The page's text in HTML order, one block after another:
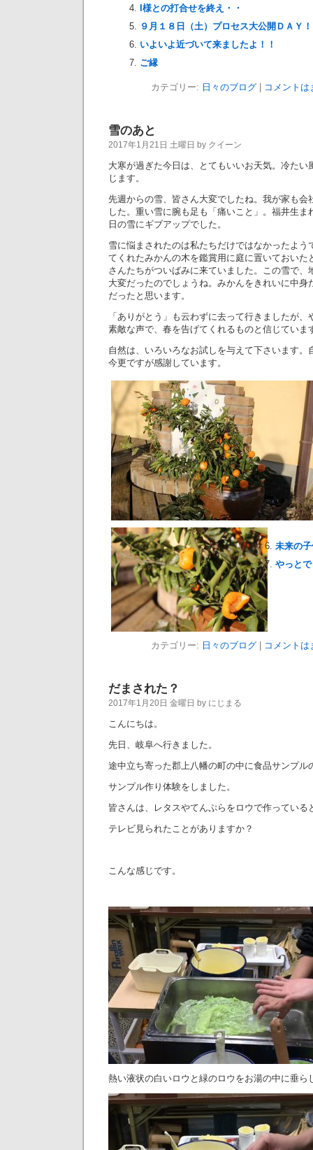
I様との打合せを終え・・
９月１８日（土）プロセス大公開ＤＡＹ
いよいよ近づいて来ましたよ！！
ご縁
カテゴリー: 日々のブログ| コメントは
雪のあと
2017年1月21日 土曜日 by クイーン
大寒が過ぎた今日は、とてもいいお天気。冷たい
じます。
先週からの雪、皆さん大変でしたね。我が家も会
した。重い雪に腕も足も「痛いこと」。福井生ま
日の雪にギブアップでした。
雪に悩まされたのは私たちだけではなかったよう
てくれたみかんの木を鑑賞用に庭に置いておいた
さんたちがついばみに来ていました。この雪で、
大変だったのでしょうね。みかんをきれいに中身
だったと思います。
「ありがとう」も云わずに去って行きましたが
素敵な声で、春を告げてくれるものと信じていま
自然は、いろいろなお試しを与えて下さいます。
今更ですが感謝しています。
未来の
やっと
カテゴリー: 日々のブログ| コメントは
だまされた？
2017年1月20日 金曜日 by にじまる
こんにちは。
先日、岐阜へ行きました。
途中立ち寄った郡上八幡の町の中に食品サンプル
サンプル作り体験をしました。
皆さんは、レタスやてんぷらをロウで作っている
テレビ見られたことがありますか？
こんな感じです。
熱い液状の白いロウと緑のロウをお湯の中に垂ら